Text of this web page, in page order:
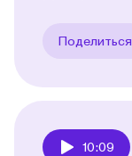
Поделиться
10:09